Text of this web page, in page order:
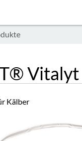
Vitalyt
Kälber